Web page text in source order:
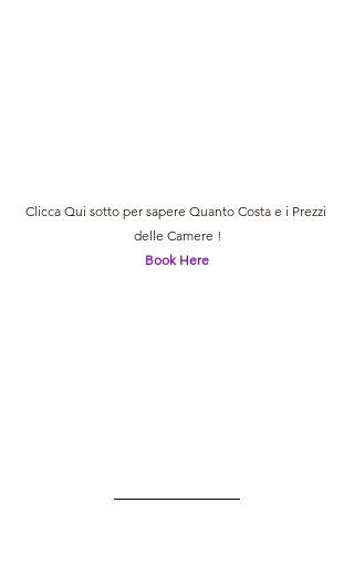
Clicca Qui sotto per sapere Quanto Costa e i Prezzi
delle Camere !
Book Here